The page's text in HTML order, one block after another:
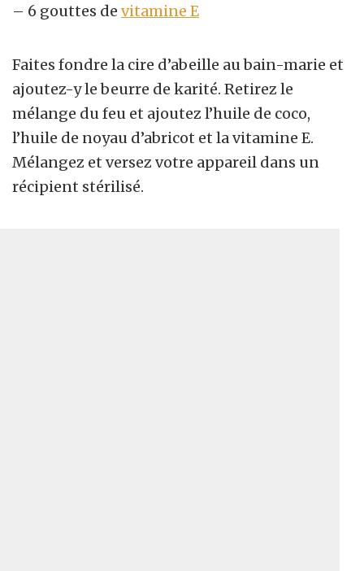
– 6 gouttes de vitamine E
Faites fondre la cire d’abeille au bain-marie et
ajoutez-y le beurre de karité. Retirez le
mélange du feu et ajoutez l’huile de coco,
l’huile de noyau d’abricot et la vitamine E.
Mélangez et versez votre appareil dans un
récipient stérilisé.